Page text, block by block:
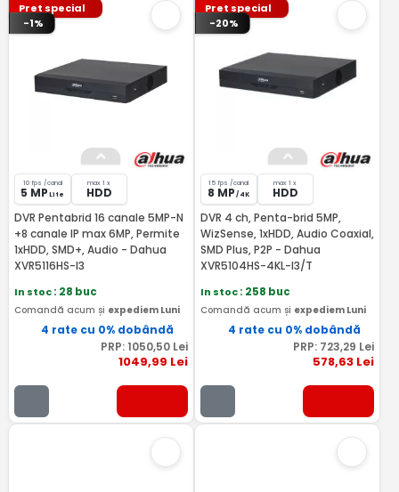
Pret special
-1%
10 fps /canal
5 MP Lite
max 1 x
HDD
DVR Pentabrid 16 canale 5MP-N
+8 canale IP max 6MP, Permite
1xHDD, SMD+, Audio - Dahua
XVR5116HS-I3
In stoc: 28 buc
Comandă acum și expediem Luni
4 rate cu 0% dobândă
PRP: 1050,50Lei
1049,99 Lei
Pret special
-20%
15 fps /canal
8 MP / 4K
max 1 x
HDD
DVR 4 ch, Penta-brid 5MP,
WizSense, 1xHDD, Audio Coaxial,
SMD Plus, P2P - Dahua
XVR5104HS-4KL-I3/T
In stoc: 258 buc
Comandă acum și expediem Luni
4 rate cu 0% dobândă
PRP: 723,29 Lei
578,63 Lei